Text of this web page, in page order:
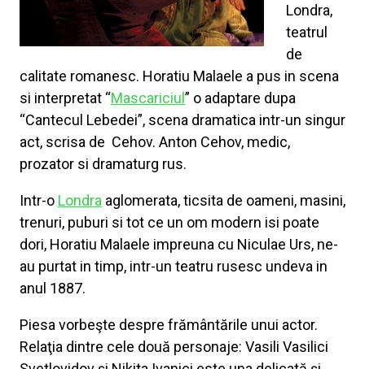
Londra,
teatrul
de
calitate romanesc. Horatiu Malaele a pus in scena
si interpretat “Mascariciul ” o adaptare dupa
“Cantecul Lebedei”, scena dramatica intr-un singur
act, scrisa de Cehov. Anton Cehov, medic,
prozator si dramaturg rus.
Intr-o Londra aglomerata, ticsita de oameni, masini,
trenuri, puburi si tot ce un om modern isi poate
dori, Horatiu Malaele impreuna cu Niculae Urs, ne-
au purtat in timp, intr-un teatru rusesc undeva in
anul 1887.
Piesa vorbeşte despre frământările unui actor.
Relaţia dintre cele două personaje: Vasili Vasilici